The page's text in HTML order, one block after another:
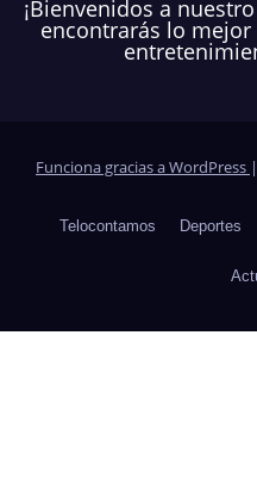
¡Bienvenidos a
encontrarás lo
Funciona gracias a WordPress |
Telocontamos Deportes